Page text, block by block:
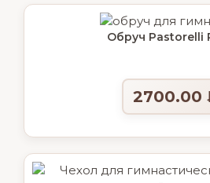
Обруч Pastorelli
2700.00